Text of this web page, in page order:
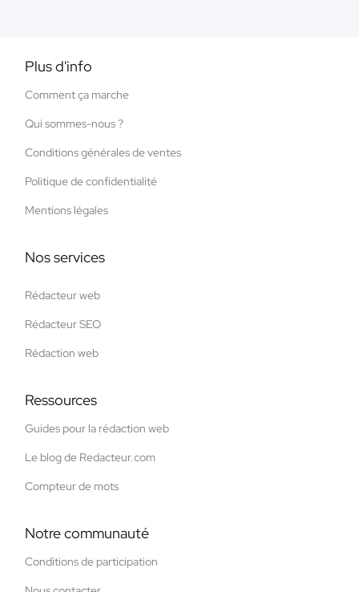
Plus d'info
Comment ça marche
Qui sommes-nous ?
Conditions générales de ventes
Politique de confidentialité
Mentions légales
Nos services
Rédacteur web
Rédacteur SEO
Rédaction web
Ressources
Guides pour la rédaction web
Le blog de Redacteur.com
Compteur de mots
Notre communauté
Conditions de participation